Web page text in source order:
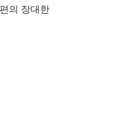
의 장대한